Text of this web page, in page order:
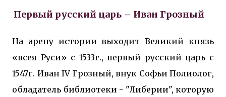
Первый русский царь – Иван Грозный
На арену истории выходит Великий князь
«всея Руси» с 1533г., первый русский царь с
1547г. Иван IV Грозный, внук Софьи Полиолог,
обладатель библиотеки - "Либерии", которую